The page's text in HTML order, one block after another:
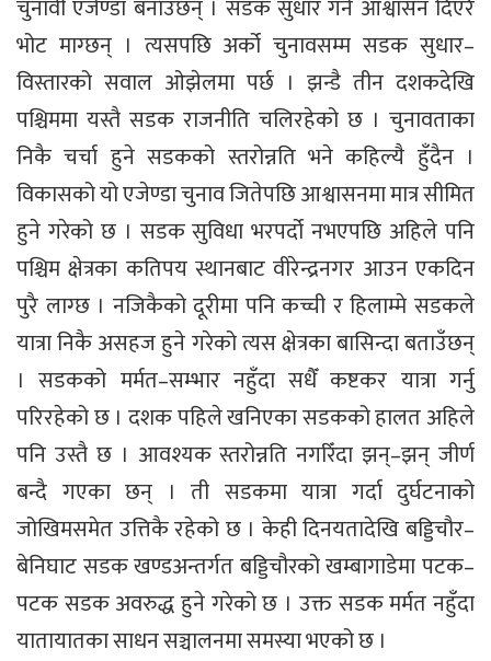
चुनावी एजेण्डा बनाउँछन् । सडक सुधार गर्ने आश्वासन दिएरै
भोट माग्छन् । त्यसपछि अर्को चुनावसम्म सडक सुधार–
विस्तारको सवाल ओझेलमा पर्छ । झन्डै तीन दशकदेखि
पश्चिममा यस्तै सडक राजनीति चलिरहेको छ । चुनावताका
निकै चर्चा हुने सडकको स्तरोन्नति भने कहिल्यै हुँदैन ।
विकासको यो एजेण्डा चुनाव जितेपछि आश्वासनमा मात्र सीमित
हुने गरेको छ । सडक सुविधा भरपर्दो नभएपछि अहिले पनि
पश्चिम क्षेत्रका कतिपय स्थानबाट वीरेन्द्रनगर आउन एकदिन
पुरै लाग्छ । नजिकैको दूरीमा पनि कच्ची र हिलाम्मे सडकले
यात्रा निकै असहज हुने गरेको त्यस क्षेत्रका बासिन्दा बताउँछन्
। सडकको मर्मत–सम्भार नहुँदा सधैँ कष्टकर यात्रा गर्नु
परिरहेको छ । दशक पहिले खनिएका सडकको हालत अहिले
पनि उस्तै छ । आवश्यक स्तरोन्नति नगरिँदा झन्–झन् जीर्ण
बन्दै गएका छन् । ती सडकमा यात्रा गर्दा दुर्घटनाको
जोखिमसमेत उत्तिकै रहेको छ । केही दिनयतादेखि बड्डिचौर–
बेनिघाट सडक खण्डअन्तर्गत बड्डिचौरको खम्बागाडेमा पटक–
पटक सडक अवरुद्ध हुने गरेको छ । उक्त सडक मर्मत नहुँदा
यातायातका साधन सञ्चालनमा समस्या भएको छ ।